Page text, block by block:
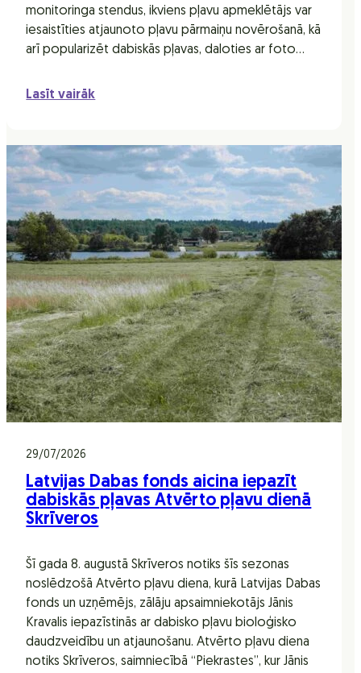
monitoringa stendus, ikviens pļavu apmeklētājs var
iesaistīties atjaunoto pļavu pārmaiņu novērošanā, kā
arī popularizēt dabiskās pļavas, daloties ar foto…
Lasīt vairāk
29/07/2026
Latvijas Dabas fonds aicina iepazīt
dabiskās pļavas Atvērto pļavu dienā
Skrīveros
Šī gada 8. augustā Skrīveros notiks šīs sezonas
noslēdzošā Atvērto pļavu diena, kurā Latvijas Dabas
fonds un uzņēmējs, zālāju apsaimniekotājs Jānis
Kravalis iepazīstinās ar dabisko pļavu bioloģisko
daudzveidību un atjaunošanu. Atvērto pļavu diena
notiks Skrīveros, saimniecībā “Piekrastes”, kur Jānis